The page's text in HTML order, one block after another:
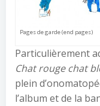
Pages de garde (end pages)
Particulièrement
Chat rouge chat
plein
l’album et de la